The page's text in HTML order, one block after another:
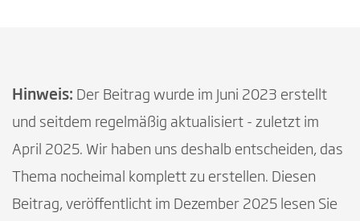
Hinweis: Der Beitrag wurde im Juni 2023 erstellt
und seitdem regelmäßig aktualisiert - zuletzt im
April 2025. Wir haben uns deshalb entscheiden, das
Thema nocheimal komplett zu erstellen. Diesen
Beitrag, veröffentlicht im Dezember 2025 lesen Sie